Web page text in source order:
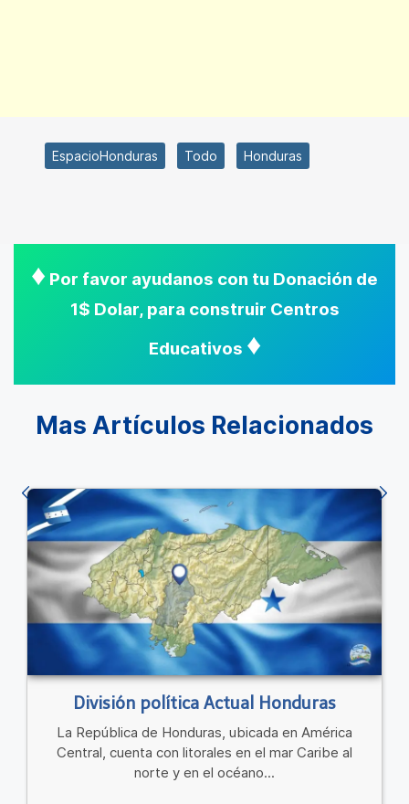
EspacioHonduras Todo Honduras
♦ Por favor ayudanos con tu Donación de
1$ Dolar, para construir Centros
Educativos ♦
Mas Artículos Relacionados
División política Actual Honduras
La República de Honduras, ubicada en América
Central, cuenta con litorales en el mar Caribe al
norte y en el océano...